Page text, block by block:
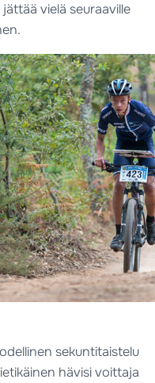
vielä seuraaville
sekuntitaistelu
hävisi voittaja